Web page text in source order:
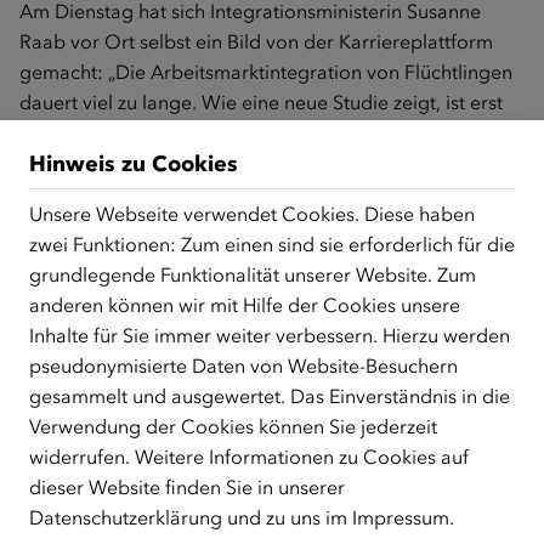
Am Dienstag hat sich Integrationsministerin Susanne
Raab vor Ort selbst ein Bild von der Karriereplattform
gemacht: „Die Arbeitsmarktintegration von Flüchtlingen
dauert viel zu lange. Wie eine neue Studie zeigt, ist erst
Umso wichtiger sind deshalb Projekte wie die
Karriereplattform, bei dem Jobsuchende und
Unternehmen zusammengebracht werden. Auf der einen
Seite erhalten hier Zuwanderer und Zuwanderinnen
Einblicke in die Schwerpunkte und Arbeitsweise von
Unternehmen, auf der anderen Seite reden die
Unternehmen direkt mit den Jobsuchenden und das
macht es ihnen leichter, offene Stellen zu besetzen. Es ist
wichtig, dass Zuwanderinnen und Zuwanderer die
Chancen, die der österreichische Arbeitsmarkt bietet,
rasch nutzen, denn Selbsterhaltungsfähigkeit ist zentral
für eine erfolgreiche Integration. Wir stellen Maßnahmen
zur Verfügung, Zuwanderinnen und Zuwanderer müssen
Hinweis zu Cookies
Unsere Webseite verwendet Cookies. Diese haben
zwei Funktionen: Zum einen sind sie erforderlich für die
grundlegende Funktionalität unserer Website. Zum
anderen können wir mit Hilfe der Cookies unsere
Inhalte für Sie immer weiter verbessern. Hierzu werden
pseudonymisierte Daten von Website-Besuchern
gesammelt und ausgewertet. Das Einverständnis in die
Verwendung der Cookies können Sie jederzeit
widerrufen. Weitere Informationen zu Cookies auf
dieser Website finden Sie in unserer
Datenschutzerklärung und zu uns im Impressum.